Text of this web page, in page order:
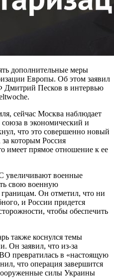
дополнительные меры
Европы. Об этом заявил
Дмитрий Песков в интервью
сейчас Москва наблюдает
в экономический и
что это совершенно новый
за которым Россия
имеет прямое отношение к ее
увеличивают военные
свою военную
Он отметил, что ни
и России придется
чтобы обеспечить
также коснулся темы
Он заявил, что из-за
превратилась в «настоящую
что операция завершится
силы Украины